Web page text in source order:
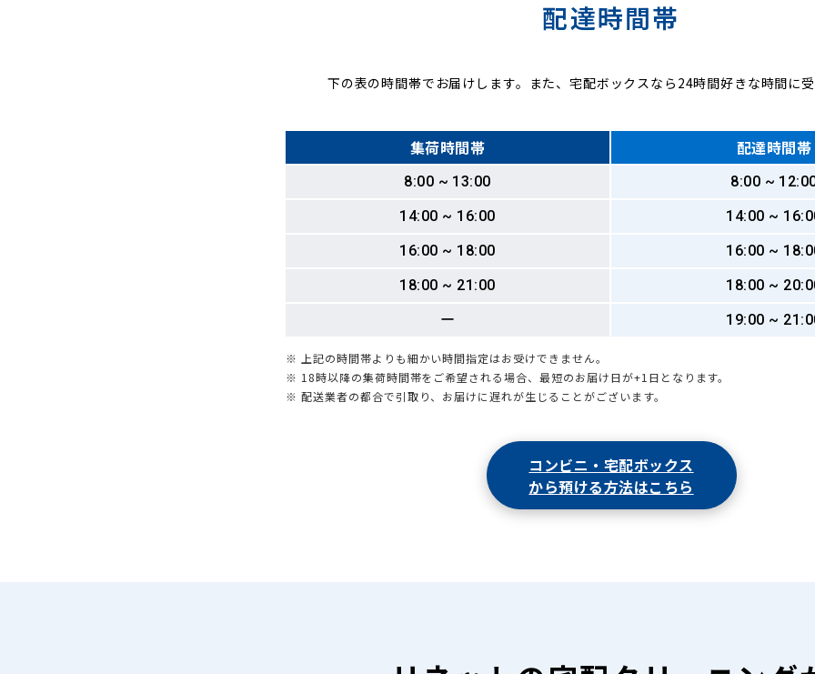
配達時間帯
下の表の時間帯でお届けします。また、宅配ボックスなら24時間好きな時間に受
集荷時間帯 配達時間帯
8:00 ~ 13:00
8:00 ~
14:00 ~ 16:00
14:00 ~
16:00 ~ 18:00
16:00 ~
18:00 ~ 21:00
18:00 ~
ー
19:00 ~
※ 上記の時間帯よりも細かい時間指定はお受けできません。
※ 18時以降の集荷時間帯をご希望される場合、最短のお届け日が+1日となります。
※ 配送業者の都合で引取り、お届けに遅れが生じることがございます。
コンビニ・宅配ボックス
から預ける方法はこちら